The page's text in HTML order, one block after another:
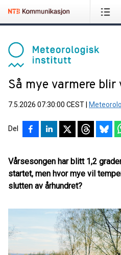
Så mye varmere blir
7.5.2026 07:30:00 CEST
Del
Vårsesongen har blitt 1,2
startet, men hvor mye vil
slutten av århundret?